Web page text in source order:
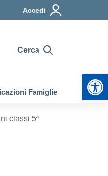
Accedi
Cerca
Famiglie
classi 5^